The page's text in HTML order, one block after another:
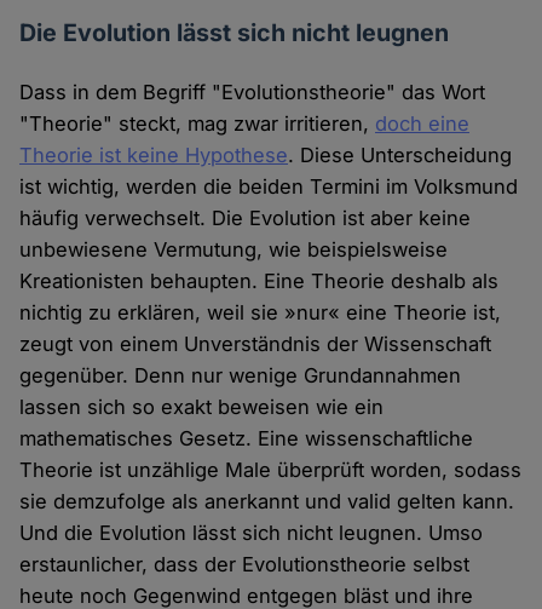
Die Evolution lässt sich nicht leugnen
Dass in dem Begriff "Evolutionstheorie" das Wort
"Theorie" steckt, mag zwar irritieren, doch eine
Theorie ist keine Hypothese. Diese Unterscheidung
ist wichtig, werden die beiden Termini im Volksmund
häufig verwechselt. Die Evolution ist aber keine
unbewiesene Vermutung, wie beispielsweise
Kreationisten behaupten. Eine Theorie deshalb als
nichtig zu erklären, weil sie »nur« eine Theorie ist,
zeugt von einem Unverständnis der Wissenschaft
gegenüber. Denn nur wenige Grundannahmen
lassen sich so exakt beweisen wie ein
mathematisches Gesetz. Eine wissenschaftliche
Theorie ist unzählige Male überprüft worden, sodass
sie demzufolge als anerkannt und valid gelten kann.
Und die Evolution lässt sich nicht leugnen. Umso
erstaunlicher, dass der Evolutionstheorie selbst
heute noch Gegenwind entgegen bläst und ihre